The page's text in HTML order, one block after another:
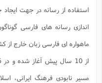
استفاده از رسانه در جهت ایجاد
اندازی رسانه های فارسی
ماهواره ای فارسی زبان خارج از
مسیر نابودی فرهنگ ایرانی،